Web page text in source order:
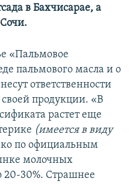
в Бахчисарае, а
«Пальмовое
пальмового масла и о
ответственности
своей продукции. «В
растет еще
(имеется в виду
по официальным
молочных
20-30%. Страшнее